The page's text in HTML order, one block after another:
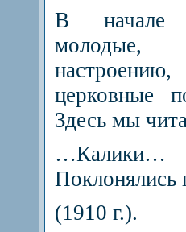
В начале
церковные
Здесь мы
…Калики…
Поклонялись
(1910 г.).